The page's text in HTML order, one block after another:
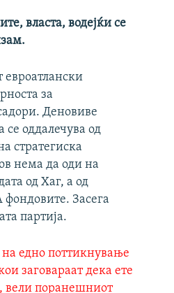
власта, водејќи се
евроатлански
за
Деновиве
се оддалечува од
стратегиска
нема да оди на
од Хаг, а од
Засега
партија.
на едно поттикнување
заговараат дека ете
вели поранешниот